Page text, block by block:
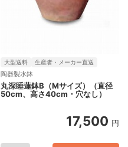
大型送料 生産者・メーカー直送
陶器製水鉢
丸深睡蓮鉢B（Mサイズ）（直径
50cm、高さ40cm・穴なし）
17,500 円